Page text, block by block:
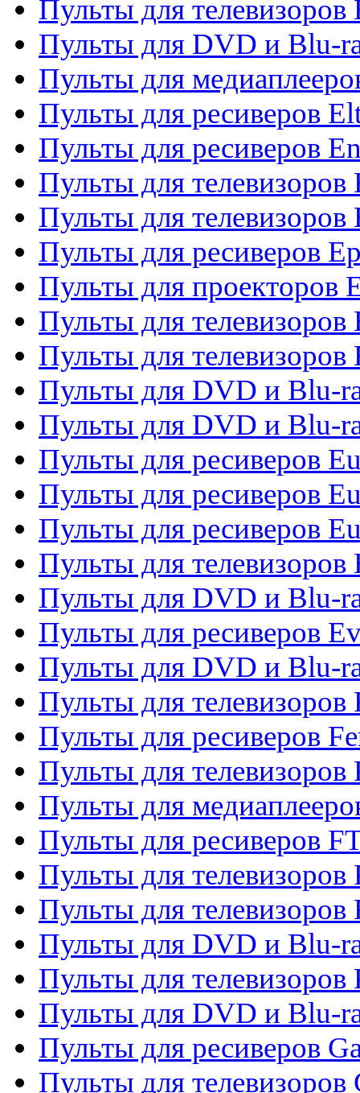
Пульты для телевизоров
Пульты для DVD и Blu-
Пульты для
Пульты для ресиверов
Пульты для ресиверов
Пульты для телевизоров
Пульты для телевизоров
Пульты для ресиверов
Пульты для проекторов
Пульты для телевизоров
Пульты для телевизоров
Пульты для DVD и Blu-
Пульты для DVD и Blu-
Пульты для ресиверов
Пульты для ресиверов
Пульты для ресиверов
Пульты для телевизоров
Пульты для DVD и Blu-
Пульты для ресиверов
Пульты для DVD и Blu-
Пульты для телевизоров
Пульты для ресиверов
Пульты для
Пульты для
Пульты для ресиверов
Пульты для телевизоров
Пульты для телевизоров
Пульты для DVD и Blu-
Пульты для телевизоров
Пульты для DVD и Blu-
Пульты для ресиверов
Пульты для телевизоров